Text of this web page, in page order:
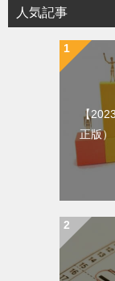
人気記事
【
正版）